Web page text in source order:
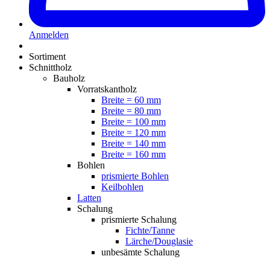
Anmelden
Sortiment
Schnittholz
Bauholz
Vorratskantholz
Breite = 60 mm
Breite = 80 mm
Breite = 100 mm
Breite = 120 mm
Breite = 140 mm
Breite = 160 mm
Bohlen
prismierte Bohlen
Keilbohlen
Latten
Schalung
prismierte Schalung
Fichte/Tanne
Lärche/Douglasie
unbesämte Schalung